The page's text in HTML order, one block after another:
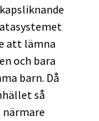
att lämna
och bara
barn. Då
så